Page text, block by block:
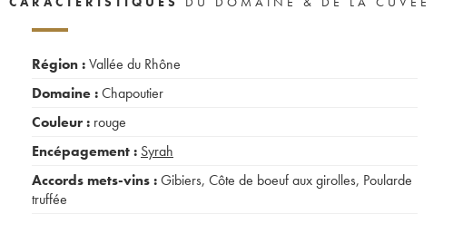
Région :Vallée du Rhône
Domaine :Chapoutier
Couleur : rouge
Encépagement : Syrah
Accords mets-vins :Gibiers, Côte de boeuf aux girolles, Poularde
truffée